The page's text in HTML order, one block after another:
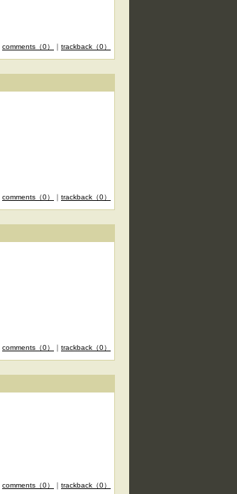
comments（0） ｜ trackback（0）
comments（0） ｜ trackback（0）
comments（0） ｜ trackback（0）
comments（0） ｜ trackback（0）